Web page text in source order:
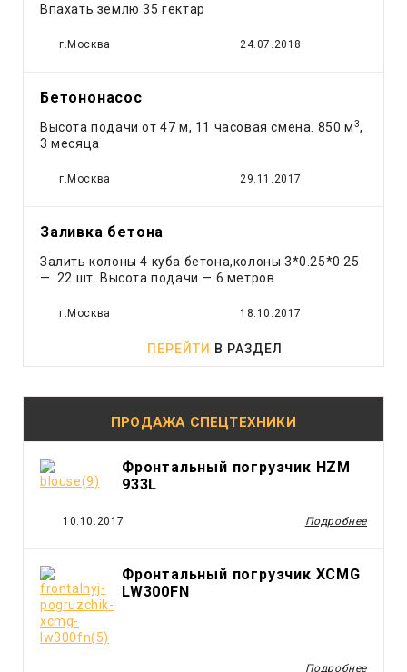
Лесовоз
Манипулятор
Самосвал
Трактор
Эвакуатор
Экскаватор
Экскаватор - погрузчик
Впахать землю 35 гектар
г.Москва 24.07.2018
Бетононасос
Высота подачи от 47 м, 11 часовая смена. 850 м3,
3 месяца
г.Москва 29.11.2017
Заливка бетона
Залить колоны 4 куба бетона,колоны 3*0.25*0.25
— 22 шт. Высота подачи — 6 метров
г.Москва 18.10.2017
ПЕРЕЙТИ В РАЗДЕЛ
ПРОДАЖА СПЕЦТЕХНИКИ
Фронтальный погрузчик HZM
933L
10.10.2017 Подробнее
Фронтальный погрузчик XCMG
LW300FN
Подробнее